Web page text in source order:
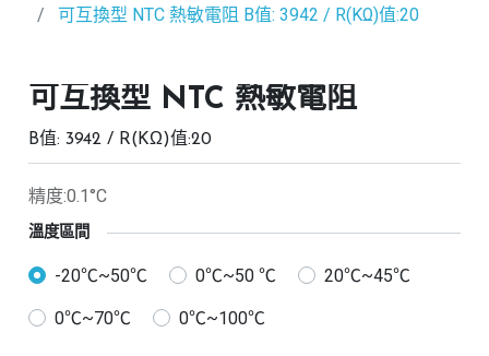
可互換型 NTC 熱敏電阻 B值: 3942 / R(KΩ)值:20
可互換型 NTC 熱敏電阻
B值: 3942 / R(KΩ)值:20
精度:0.1°C
溫度區間
-20℃~50℃ 0℃~50 ℃ 20℃~45℃
0℃~70℃ 0℃~100℃